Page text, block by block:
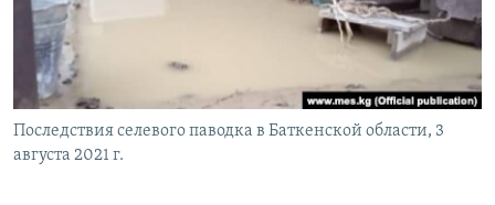
Последствия селевого паводка в Баткенской области, 3
августа 2021 г.